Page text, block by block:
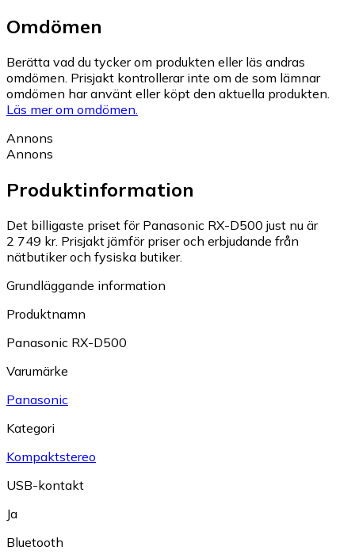
Omdömen
Berätta vad du tycker om produkten eller läs andras
omdömen. Prisjakt kontrollerar inte om de som lämnar
omdömen har använt eller köpt den aktuella produkten.
Läs mer om omdömen.
Annons
Annons
Produktinformation
Det billigaste priset för Panasonic RX-D500 just nu är
2 749 kr. Prisjakt jämför priser och erbjudande från
nätbutiker och fysiska butiker.
Grundläggande information
Produktnamn
Panasonic RX-D500
Varumärke
Panasonic
Kategori
Kompaktstereo
USB-kontakt
Ja
Bluetooth